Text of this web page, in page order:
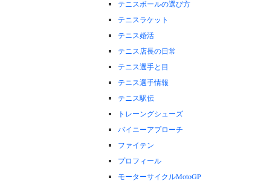
テニスボールの選び方
テニスラケット
テニス婚活
テニス店長の日常
テニス選手と目
テニス選手情報
テニス駅伝
トレーングシューズ
バイニーアプローチ
ファイテン
プロフィール
モーターサイクルMotoGP